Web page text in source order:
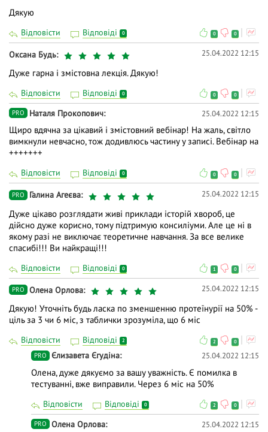
Дякую
Відповісти Відповіді 0 0 0
Оксана Будь 25.04.2022 12:15
Дуже гарна і змістовна лекція. Дякую!
Відповісти Відповіді 0 0 0
PRO Наталя Прокопович 25.04.2022 12:15
Щиро вдячна за цікавий і змістовний вебінар! На жаль, світло
вимкнули невчасно, тож додивлюсь частину у записі. Вебінар на
+++++++
Відповісти Відповіді 0 0 0
PRO Галина Агеєва 25.04.2022 12:15
Дуже цікаво розглядати живі приклади історій хвороб, це
дійсно дуже корисно, тому підтримую консиліуми. Але це ні в
якому разі не виключає теоретичне навчання. За все велике
спасибі!!! Ви найкращі!!!
Відповісти Відповіді 0 1 0
PRO Олена Орлова 25.04.2022 12:15
Дякую! Уточніть будь ласка по зменшенню протеїнурії на 50% -
ціль за 3 чи 6 міс, з таблички зрозуміла, що 6 міс
Відповісти Відповіді 2 2 0
PRO Єлизавета Єгудіна 25.04.2022 12:15
Олена, дуже дякуємо за вашу уважність. Є помилка в
тестуванні, вже виправили. Через 6 міс на 50%
Відповісти Відповіді 0 2 0
PRO Олена Орлова 25.04.2022 12:15